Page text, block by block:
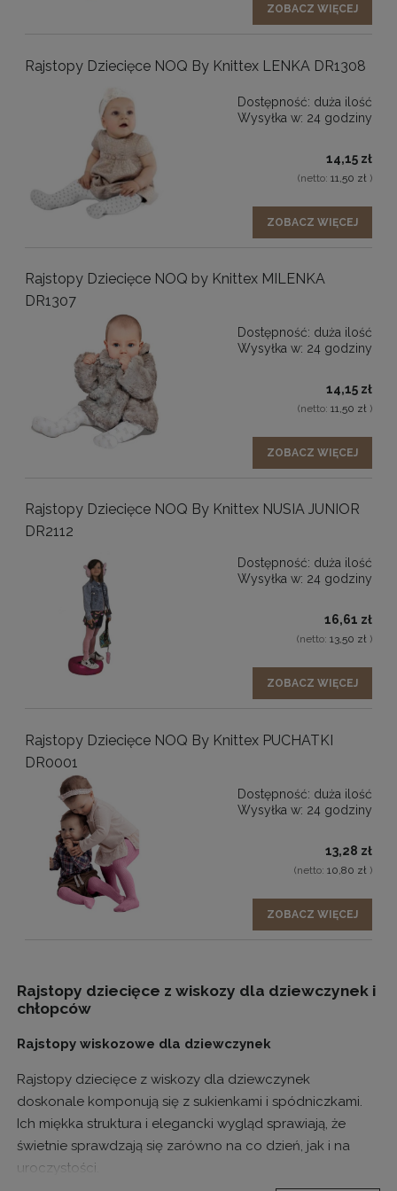
ZOBACZ WIĘCEJ
Rajstopy Dziecięce NOQ By Knittex LENKA DR1308
Dostępność: duża ilość
Wysyłka w: 24 godziny
14,15 zł
(netto: 11,50 zł )
ZOBACZ WIĘCEJ
Rajstopy Dziecięce NOQ by Knittex MILENKA
DR1307
Dostępność: duża ilość
Wysyłka w: 24 godziny
14,15 zł
(netto: 11,50 zł )
ZOBACZ WIĘCEJ
Rajstopy Dziecięce NOQ By Knittex NUSIA JUNIOR
DR2112
Dostępność: duża ilość
Wysyłka w: 24 godziny
16,61 zł
(netto: 13,50 zł )
ZOBACZ WIĘCEJ
Rajstopy Dziecięce NOQ By Knittex PUCHATKI
DR0001
Dostępność: duża ilość
Wysyłka w: 24 godziny
13,28 zł
(netto: 10,80 zł )
ZOBACZ WIĘCEJ
Rajstopy dziecięce z wiskozy dla dziewczynek i
chłopców
Rajstopy wiskozowe dla dziewczynek
Rajstopy dziecięce z wiskozy dla dziewczynek
doskonale komponują się z sukienkami i spódniczkami.
Ich miękka struktura i elegancki wygląd sprawiają, że
świetnie sprawdzają się zarówno na co dzień, jak i na
uroczystości.